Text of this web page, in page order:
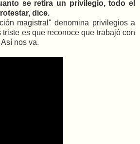
se retira un privilegio, todo el
dice.
magistral" denomina privilegios a
triste es que reconoce que trabajó con
nos va.